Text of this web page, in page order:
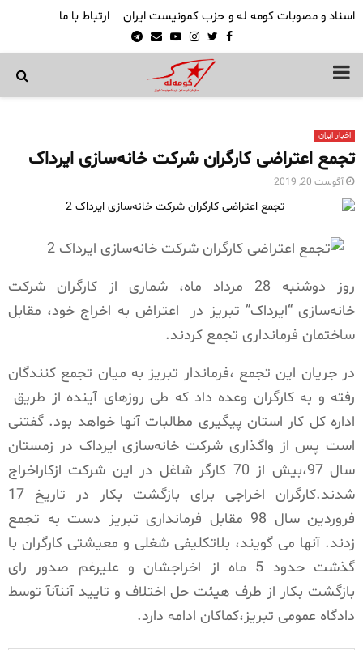
اسناد و مصوبات کومه له و حزب کمونیست ایران ارتباط با ما
Facebook
Twitter
Instagram
Youtube
Email
Telegram
PRIMARY
اخبار ایران
تجمع اعتراضی کارگران شرکت خانه‌سازی ایرداک
آگوست 20, 2019
روز دوشنبه 28 مرداد ماه، شماری از کارگران شرکت
خانه‌سازی “ایرداک” تبریز در اعتراض به اخراج خود، مقابل
ساختمان فرمانداری تجمع کردند.
در جریان این تجمع ،فرماندار تبریز به میان تجمع کنندگان
رفته و به کارگران وعده داد که طی روزهای آینده از طریق
اداره کل کار استان پیگیری مطالبات آنها خواهد بود. گفتنی
است پس از واگذاری شرکت خانه‌سازی ایرداک در زمستان
سال 97،بیش از 70 کارگر شاغل در این شرکت ازکاراخراج
شدند.کارگران اخراجی برای بازگشت بکار در تاریخ 17
فروردین سال 98 مقابل فرمانداری تبریز دست به تجمع
زدند. آنها می گویند، بلاتکلیفی شغلی و معیشتی کارگران با
گذشت حدود 5 ماه از اخراجشان و علیرغم صدور رای
بازگشت بکار از طرف هیئت حل اختلاف و تایید آننآنآ توسط
دادگاه عمومی تبریز،کماکان ادامه دارد.